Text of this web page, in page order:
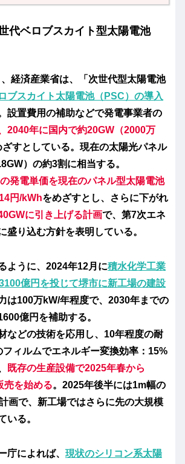
代ベロブスカイト型太陽電池
済産業省は、「次世代型太陽電池
ブスカイト太陽電池（PSC）の導入
設置費用の補助などで発電事業者の
2040年に国内で約20GW（2000万
すとしている。現在の太陽光パネル
）の約3割に相当する。
発電単価を現在のパネル型太陽電池
円/kWhをめざすとし、さらに下がれ
に引き上げる計画で、第7次エネ
盛り込む方針を表明している。
ように、2024年12月に積水化学工業
億円を投じて堺市に新工場の建設
は100万kW/年程度で、2030年までの
億円を補助する。
などの技術を応用し、10年程度の耐
ィルムでエネルギー変換効率：15%
既存の生産設備で2025年春から
売を始める。2025年後半には1m幅の
画で、新工場ではさらに先の大規模
いる。
によれば、 現状のシリコン系太陽